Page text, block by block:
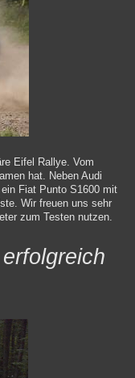
Eifel Rallye. Vom
hat. Neben Audi
Fiat Punto S1600 mit
Wir freuen uns sehr
zum Testen nutzen.